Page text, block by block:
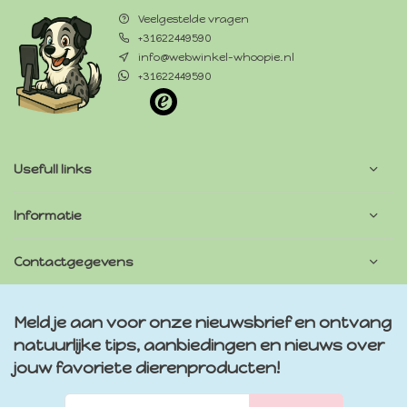
Veelgestelde vragen
+31622449590
info@webwinkel-whoopie.nl
+31622449590
Usefull links
Informatie
Contactgegevens
Meld je aan voor onze nieuwsbrief en ontvang
natuurlijke tips, aanbiedingen en nieuws over
jouw favoriete dierenproducten!